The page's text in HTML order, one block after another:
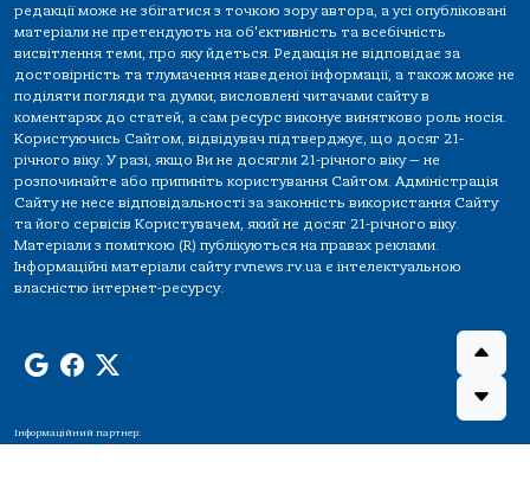
редакції може не збігатися з точкою зору автора, а усі опубліковані
матеріали не претендують на об'єктивність та всебічність
висвітлення теми, про яку йдеться. Редакція не відповідає за
достовірність та тлумачення наведеної інформації, а також може не
поділяти погляди та думки, висловлені читачами сайту в
коментарях до статей, а сам ресурс виконує винятково роль носія.
Користуючись Сайтом, відвідувач підтверджує, що досяг 21-
річного віку. У разі, якщо Ви не досягли 21-річного віку — не
розпочинайте або припиніть користування Сайтом. Адміністрація
Сайту не несе відповідальності за законність використання Сайту
та його сервісів Користувачем, який не досяг 21-річного віку.
Матеріали з поміткою (R) публікуються на правах реклами.
Інформаційні матеріали сайту rvnews.rv.ua є інтелектуальною
власністю інтернет-ресурсу.
Інформаційний партнер: